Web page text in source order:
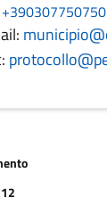
+390307750750